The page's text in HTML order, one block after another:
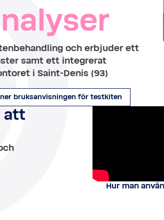
och erbjuder ett
samt ett integrerat
i Saint-Denis (93)
ner bruksanvisningen för testkiten
att
Hur man